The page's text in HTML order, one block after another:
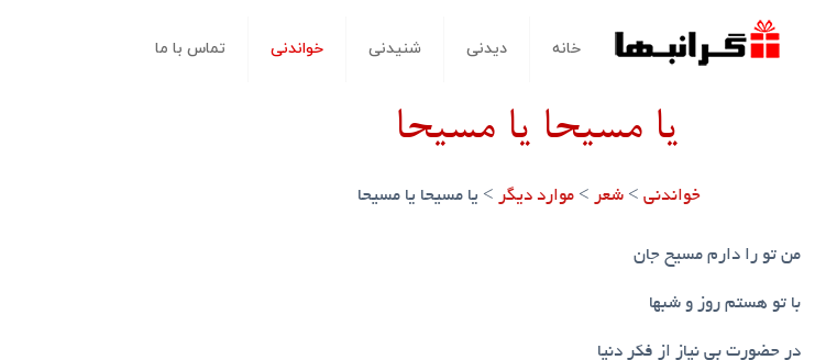
خانه دیدنی شنیدنی خواندنی تماس با ما
یا مسیحا یا مسیحا
خواندنی >شعر >موارد دیگر > یا مسیحا یا مسیحا
من تو را دارم مسیح جان
با تو هستم روز و شبها
در حضورت بی نیاز از فکر دنیا